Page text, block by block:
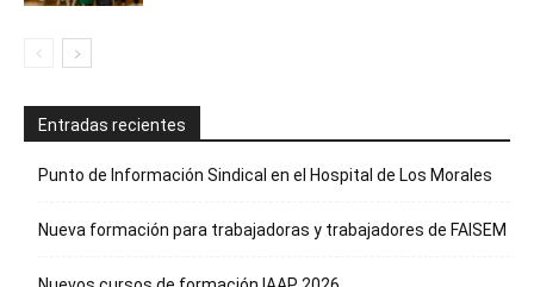
Entradas recientes
Punto de Información Sindical en el Hospital de Los Morales
Nueva formación para trabajadoras y trabajadores de FAISEM